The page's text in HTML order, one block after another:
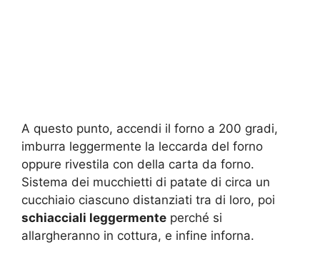
A questo punto, accendi il forno a 200 gradi,
imburra leggermente la leccarda del forno
oppure rivestila con della carta da forno.
Sistema dei mucchietti di patate di circa un
cucchiaio ciascuno distanziati tra di loro, poi
schiacciali leggermente perché si
allargheranno in cottura, e infine inforna.